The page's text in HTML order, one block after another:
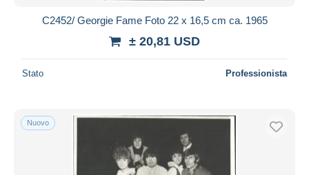
C2452/ Georgie Fame Foto 22 x 16,5 cm ca. 1965
± 20,81 USD
Stato Professionista
Nuovo